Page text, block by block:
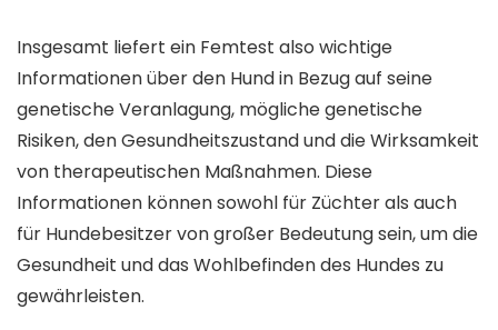
Insgesamt liefert ein Femtest also wichtige
Informationen über den Hund in Bezug auf seine
genetische Veranlagung, mögliche genetische
Risiken, den Gesundheitszustand und die Wirksamkeit
von therapeutischen Maßnahmen. Diese
Informationen können sowohl für Züchter als auch
für Hundebesitzer von großer Bedeutung sein, um die
Gesundheit und das Wohlbefinden des Hundes zu
gewährleisten.